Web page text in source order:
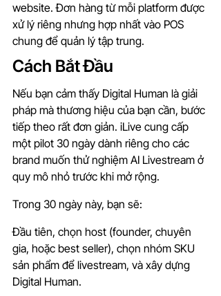
website. Đơn hàng từ mỗi platform được
xử lý riêng nhưng hợp nhất vào POS
chung để quản lý tập trung.
Cách Bắt Đầu
Nếu bạn cảm thấy Digital Human là giải
pháp mà thương hiệu của bạn cần, bước
tiếp theo rất đơn giản. iLive cung cấp
một pilot 30 ngày dành riêng cho các
brand muốn thử nghiệm AI Livestream ở
quy mô nhỏ trước khi mở rộng.
Trong 30 ngày này, bạn sẽ:
Đầu tiên, chọn host (founder, chuyên
gia, hoặc best seller), chọn nhóm SKU
sản phẩm để livestream, và xây dựng
Digital Human.